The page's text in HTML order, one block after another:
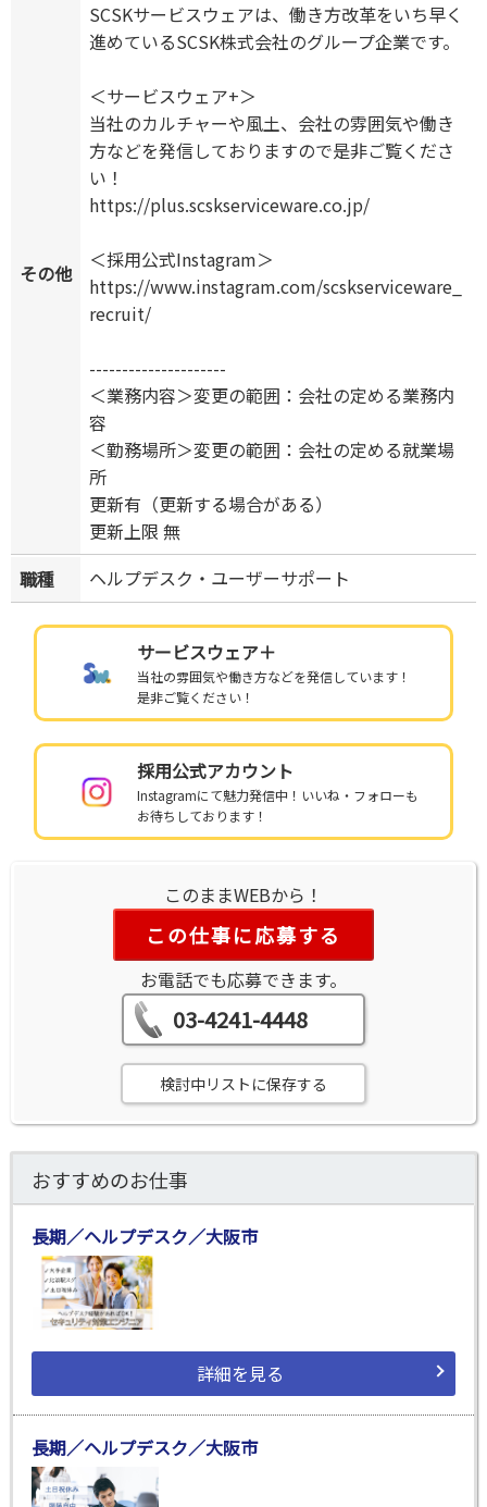
その他
SCSKサービスウェアは、働き方改革をいち早く
進めているSCSK株式会社のグループ企業です。
＜サービスウェア+＞
当社のカルチャーや風土、会社の雰囲気や働き
方などを発信しておりますので是非ご覧くださ
い！
https://plus.scskserviceware.co.jp/
＜採用公式Instagram＞
https://www.instagram.com/scskserviceware_
recruit/
---------------------
＜業務内容＞変更の範囲：会社の定める業務内
容
＜勤務場所＞変更の範囲：会社の定める就業場
所
更新有（更新する場合がある）
更新上限 無
職種
ヘルプデスク・ユーザーサポート
サービスウェア＋
当社の雰囲気や働き方などを発信しています！
是非ご覧ください！
採用公式アカウント
Instagramにて魅力発信中！いいね・フォローも
お待ちしております！
このままWEBから！
この仕事に応募する
お電話でも応募できます。
03-4241-4448
検討中リストに保存する
おすすめのお仕事
長期／ヘルプデスク／大阪市
詳細を見る
長期／ヘルプデスク／大阪市